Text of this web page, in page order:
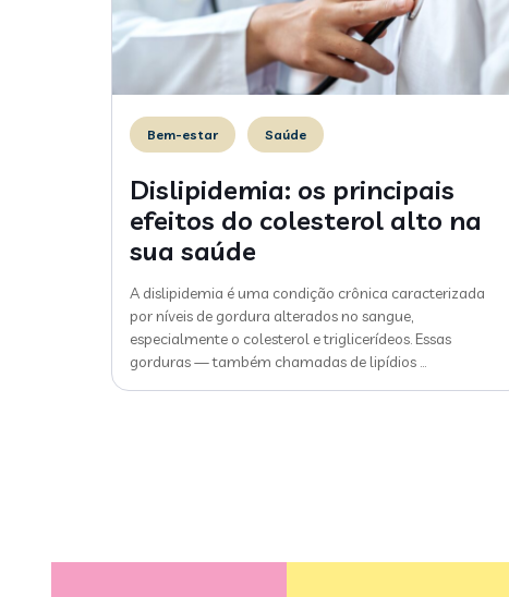
Bem-estar Saúde
Dislipidemia: os principais
efeitos do colesterol alto na
sua saúde
A dislipidemia é uma condição crônica caracterizada
por níveis de gordura alterados no sangue,
especialmente o colesterol e triglicerídeos. Essas
gorduras — também chamadas de lipídios …